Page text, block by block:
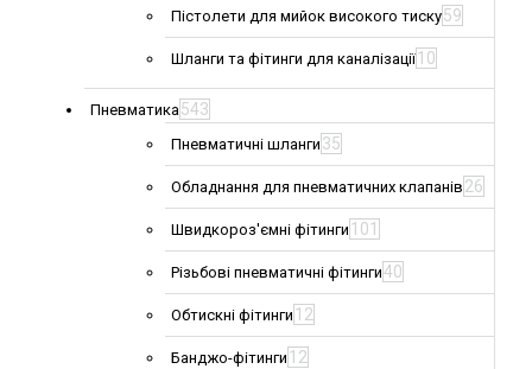
Пістолети для мийок високого тиску59
Шланги та фітинги для каналізації 10
Пневматика543
Пневматичні шланги 35
Обладнання для пневматичних клапанів 26
Швидкороз'ємні фітинги 101
Різьбові пневматичні фітинги40
Обтискні фітинги 12
Банджо-фітинги 12